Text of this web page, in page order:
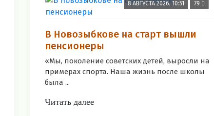
8 АВГУСТА 2026, 10:51 79
В Новозыбкове на старт вышли
пенсионеры
«Мы, поколение советских детей, выросли на
примерах спорта. Наша жизнь после школы
была ...
Читать далее